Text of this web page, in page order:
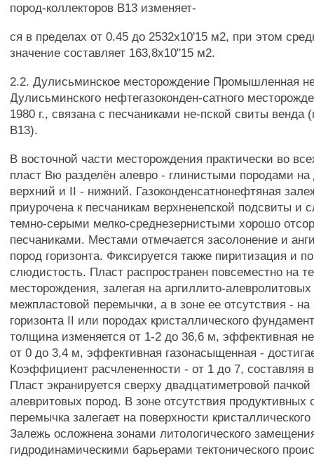
пород-коллекторов В13 изменяет-
ся в пределах от 0.45 до 2532x10'15 м2, при этом
значение составляет 163,8x10"15 м2.
2.2. Дулисьминское месторождение Промышленная
Дулисьминского нефтегазоконден-сатного
1980 г., связана с песчаниками не-пской свиты
В13).
В восточной части месторождения практически во
пласт Вю разделён алевро - глинистыми породами на
верхний и II - нижний. Газоконденсатнонефтяная
приурочена к песчаникам верхненепской подсвиты и
темно-серыми мелко-среднезернистыми хорошо
песчаниками. Местами отмечается засолонение и
пород горизонта. Фиксируется также пиритизация и
слюдистость. Пласт распространен повсеместно на
месторождения, залегая на аргиллито-
межпластовой перемычки, а в зоне ее отсутствия - на
горизонта II или породах кристаллического
толщина изменяется от 1-2 до 36,6 м, эффективная
от 0 до 3,4 м, эффективная газонасыщенная -
Коэффициент расчлененности - от 1 до 7, составляя
Пласт экранируется сверху двадцатиметровой пачкой
алевритовых пород. В зоне отсутствия продуктивных
перемычка залегает на поверхности
Залежь осложнена зонами литологического
гидродинамическими барьерами тектонического